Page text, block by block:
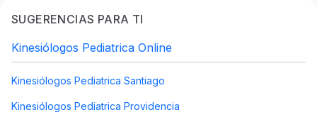
SUGERENCIAS PARA TI
Kinesiólogos Pediatrica Online
Kinesiólogos Pediatrica Santiago
Kinesiólogos Pediatrica Providencia